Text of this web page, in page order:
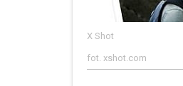
X Shot
fot. xshot.com